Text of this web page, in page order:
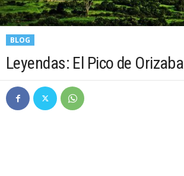
BLOG
Leyendas: El Pico de Orizaba